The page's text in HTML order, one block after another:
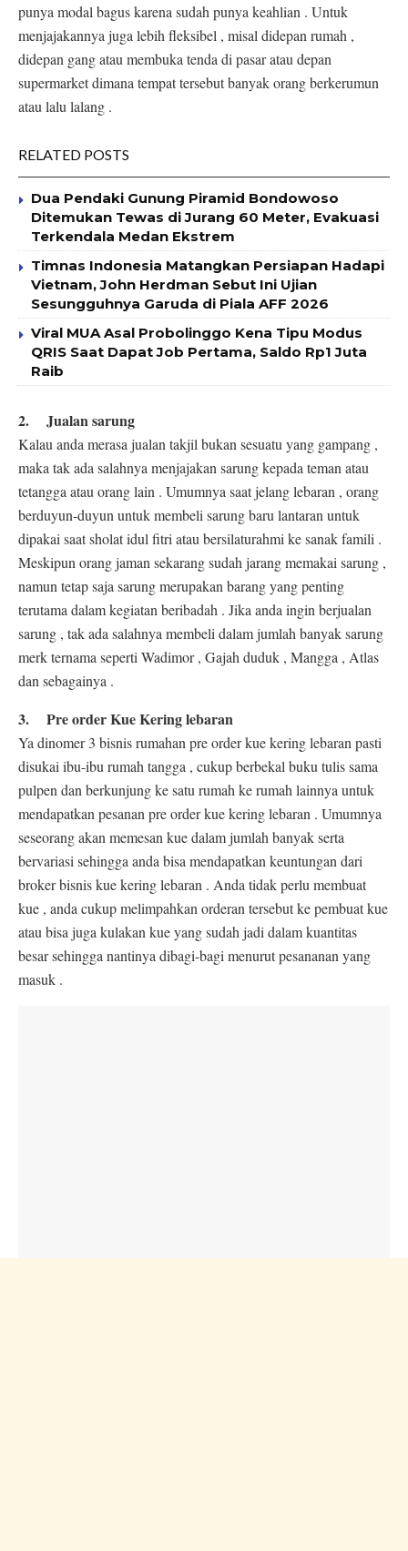
punya modal bagus karena sudah punya keahlian . Untuk
menjajakannya juga lebih fleksibel , misal didepan rumah ,
didepan gang atau membuka tenda di pasar atau depan
supermarket dimana tempat tersebut banyak orang berkerumun
atau lalu lalang .
RELATED POSTS
Dua Pendaki Gunung Piramid Bondowoso
Ditemukan Tewas di Jurang 60 Meter, Evakuasi
Terkendala Medan Ekstrem
Timnas Indonesia Matangkan Persiapan Hadapi
Vietnam, John Herdman Sebut Ini Ujian
Sesungguhnya Garuda di Piala AFF 2026
Viral MUA Asal Probolinggo Kena Tipu Modus
QRIS Saat Dapat Job Pertama, Saldo Rp1 Juta
Raib
2. Jualan sarung
Kalau anda merasa jualan takjil bukan sesuatu yang gampang ,
maka tak ada salahnya menjajakan sarung kepada teman atau
tetangga atau orang lain . Umumnya saat jelang lebaran , orang
berduyun-duyun untuk membeli sarung baru lantaran untuk
dipakai saat sholat idul fitri atau bersilaturahmi ke sanak famili .
Meskipun orang jaman sekarang sudah jarang memakai sarung ,
namun tetap saja sarung merupakan barang yang penting
terutama dalam kegiatan beribadah . Jika anda ingin berjualan
sarung , tak ada salahnya membeli dalam jumlah banyak sarung
merk ternama seperti Wadimor , Gajah duduk , Mangga , Atlas
dan sebagainya .
3. Pre order Kue Kering lebaran
Ya dinomer 3 bisnis rumahan pre order kue kering lebaran pasti
disukai ibu-ibu rumah tangga , cukup berbekal buku tulis sama
pulpen dan berkunjung ke satu rumah ke rumah lainnya untuk
mendapatkan pesanan pre order kue kering lebaran . Umumnya
seseorang akan memesan kue dalam jumlah banyak serta
bervariasi sehingga anda bisa mendapatkan keuntungan dari
broker bisnis kue kering lebaran . Anda tidak perlu membuat
kue , anda cukup melimpahkan orderan tersebut ke pembuat kue
atau bisa juga kulakan kue yang sudah jadi dalam kuantitas
besar sehingga nantinya dibagi-bagi menurut pesananan yang
masuk .